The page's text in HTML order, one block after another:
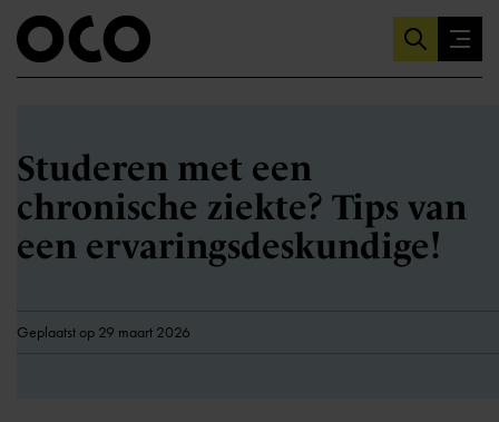
Studeren met een
chronische ziekte? Tips van
een ervaringsdeskundige!
Geplaatst op 29 maart 2026